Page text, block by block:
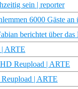
sein | reporter
6000 Gäste
berichtet über
| ARTE
Reupload | ARTE
| ARTE